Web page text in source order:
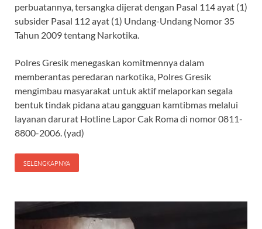
perbuatannya, tersangka dijerat dengan Pasal 114 ayat (1)
subsider Pasal 112 ayat (1) Undang-Undang Nomor 35
Tahun 2009 tentang Narkotika.
Polres Gresik menegaskan komitmennya dalam
memberantas peredaran narkotika, Polres Gresik
mengimbau masyarakat untuk aktif melaporkan segala
bentuk tindak pidana atau gangguan kamtibmas melalui
layanan darurat Hotline Lapor Cak Roma di nomor 0811-
8800-2006. (yad)
SELENGKAPNYA